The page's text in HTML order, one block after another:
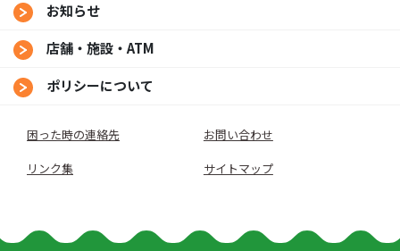
お知らせ
店舗・施設・ATM
ポリシーについて
困った時の連絡先
お問い合わせ
リンク集
サイトマップ